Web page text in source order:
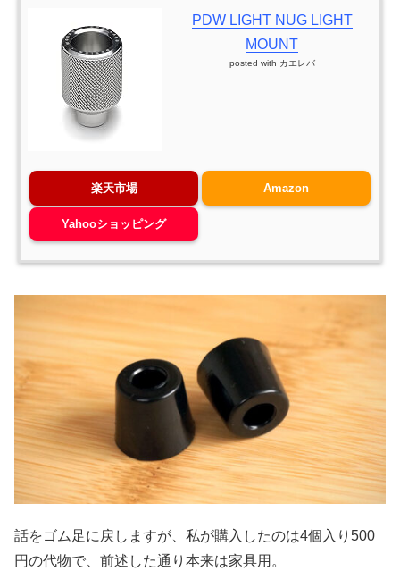
PDW LIGHT NUG LIGHT
MOUNT
posted with カエレバ
楽天市場 Amazon
Yahooショッピング
話をゴム足に戻しますが、私が購入したのは4個入り500
円の代物で、前述した通り本来は家具用。